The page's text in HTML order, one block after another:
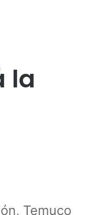
la
Temuco